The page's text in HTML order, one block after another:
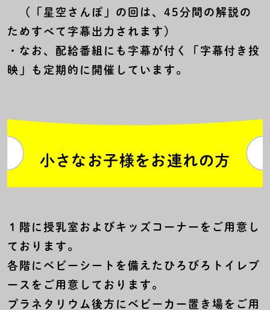
（「星空さんぽ」の回は、45分間の解説の
ためすべて字幕出力されます）
・なお、配給番組にも字幕が付く「字幕付き投
映」も定期的に開催しています。
小さなお子様をお連れの方
１階に授乳室およびキッズコーナーをご用意し
ております。
各階にベビーシートを備えたひろびろトイレブ
ースをご用意しております。
プラネタリウム後方にベビーカー置き場をご用